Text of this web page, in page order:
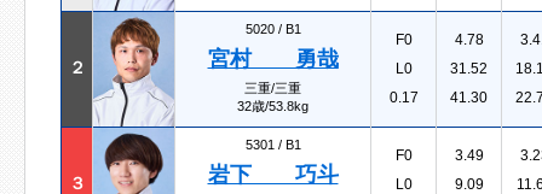
２
5020 / B1
宮村 勇哉
三重/三重
32歳/53.8kg
F0
L0
0.17
4.78
31.52
41.30
３
5301 / B1
岩下 巧斗
F0
L0
3.49
9.09